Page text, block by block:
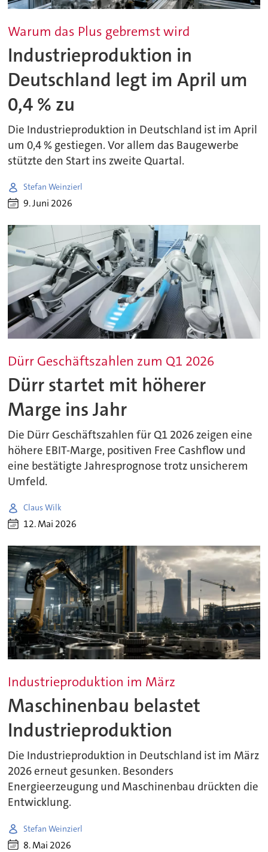
Warum das Plus gebremst wird
Industrieproduktion in
Deutschland legt im April um
0,4 % zu
Die Industrieproduktion in Deutschland ist im April
um 0,4 % gestiegen. Vor allem das Baugewerbe
stützte den Start ins zweite Quartal.
Stefan Weinzierl
9. Juni 2026
Dürr Geschäftszahlen zum Q1 2026
Dürr startet mit höherer
Marge ins Jahr
Die Dürr Geschäftszahlen für Q1 2026 zeigen eine
höhere EBIT-Marge, positiven Free Cashflow und
eine bestätigte Jahresprognose trotz unsicherem
Umfeld.
Claus Wilk
12. Mai 2026
Industrieproduktion im März
Maschinenbau belastet
Industrieproduktion
Die Industrieproduktion in Deutschland ist im März
2026 erneut gesunken. Besonders
Energieerzeugung und Maschinenbau drückten die
Entwicklung.
Stefan Weinzierl
8. Mai 2026